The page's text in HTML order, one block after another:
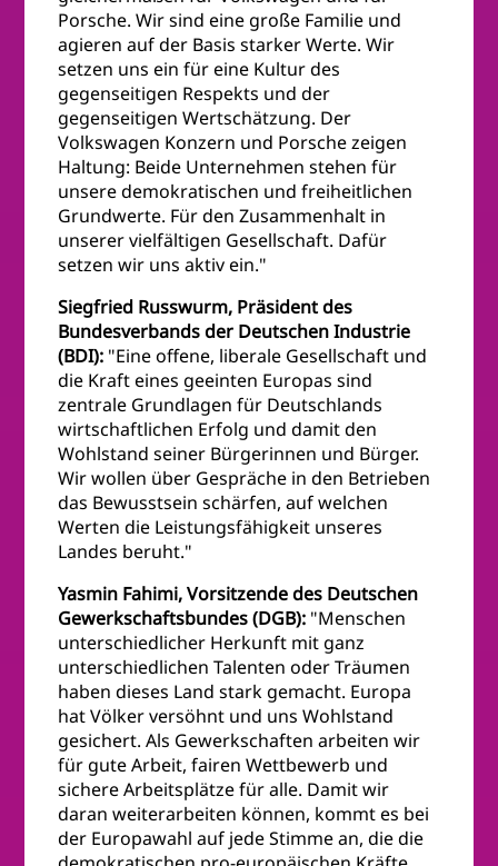
Porsche. Wir sind eine große Familie und
agieren auf der Basis starker Werte. Wir
setzen uns ein für eine Kultur des
gegenseitigen Respekts und der
gegenseitigen Wertschätzung. Der
Volkswagen Konzern und Porsche zeigen
Haltung: Beide Unternehmen stehen für
unsere demokratischen und freiheitlichen
Grundwerte. Für den Zusammenhalt in
unserer vielfältigen Gesellschaft. Dafür
setzen wir uns aktiv ein."
Siegfried Russwurm, Präsident des
Bundesverbands der Deutschen Industrie
(BDI): "Eine offene, liberale Gesellschaft und
die Kraft eines geeinten Europas sind
zentrale Grundlagen für Deutschlands
wirtschaftlichen Erfolg und damit den
Wohlstand seiner Bürgerinnen und Bürger.
Wir wollen über Gespräche in den Betrieben
das Bewusstsein schärfen, auf welchen
Werten die Leistungsfähigkeit unseres
Landes beruht."
Yasmin Fahimi, Vorsitzende des Deutschen
Gewerkschaftsbundes (DGB): "Menschen
unterschiedlicher Herkunft mit ganz
unterschiedlichen Talenten oder Träumen
haben dieses Land stark gemacht. Europa
hat Völker versöhnt und uns Wohlstand
gesichert. Als Gewerkschaften arbeiten wir
für gute Arbeit, fairen Wettbewerb und
sichere Arbeitsplätze für alle. Damit wir
daran weiterarbeiten können, kommt es bei
der Europawahl auf jede Stimme an, die die